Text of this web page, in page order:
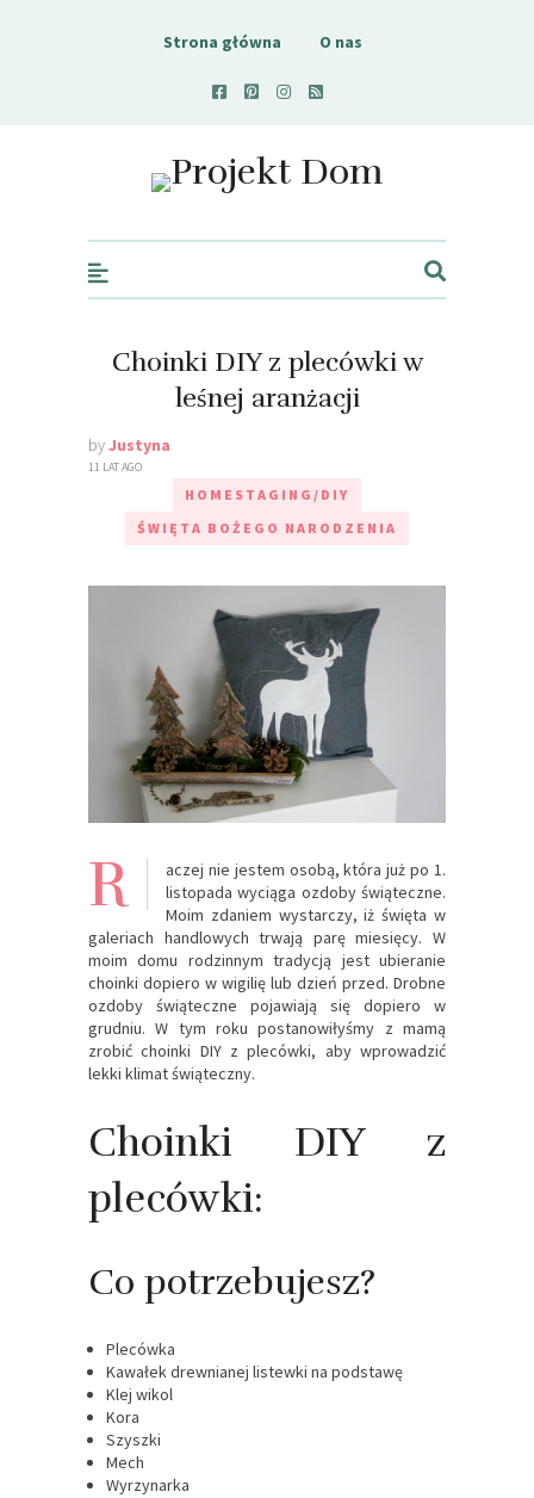
Strona główna O nas
Projekt Dom
Choinki DIY z plecówki w
leśnej aranżacji
byJustyna
11 LAT AGO
HOMESTAGING/DIY
ŚWIĘTA BOŻEGO NARODZENIA
R
aczej nie jestem osobą, która już po 1.
listopada wyciąga ozdoby świąteczne.
Moim zdaniem wystarczy, iż święta w
galeriach handlowych trwają parę miesięcy. W
moim domu rodzinnym tradycją jest ubieranie
choinki dopiero w wigilię lub dzień przed. Drobne
ozdoby świąteczne pojawiają się dopiero w
grudniu. W tym roku postanowiłyśmy z mamą
zrobić choinki DIY z plecówki, aby wprowadzić
lekki klimat świąteczny.
Choinki DIY z
plecówki:
Co potrzebujesz?
Plecówka
Kawałek drewnianej listewki na podstawę
Klej wikol
Kora
Szyszki
Mech
Wyrzynarka